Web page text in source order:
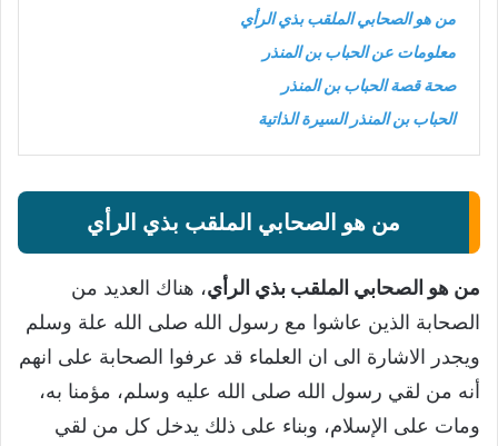
من هو الصحابي الملقب بذي الرأي
معلومات عن الحباب بن المنذر
صحة قصة الحباب بن المنذر
الحباب بن المنذر السيرة الذاتية
من هو الصحابي الملقب بذي الرأي
من هو الصحابي الملقب بذي الرأي، هناك العديد من
الصحابة الذين عاشوا مع رسول الله صلى الله علة وسلم
ويجدر الاشارة الى ان العلماء قد عرفوا الصحابة على انهم
أنه من لقي رسول الله صلى الله عليه وسلم، مؤمنا به،
ومات على الإسلام، وبناء على ذلك يدخل كل من لقي